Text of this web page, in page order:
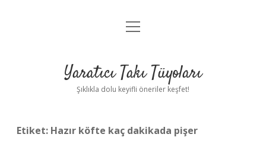
Anasayfa
Yasal Uyarı
menüyü
Yaratıcı Takı Tüyoları
Şıklıkla dolu keyifli öneriler keşfet!
Etiket: Hazır köfte kaç dakikada pişer